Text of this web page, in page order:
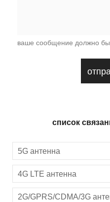
ваше сообщение должно
список
5G антенна
4G LTE антенна
2G/GPRS/CDMA/3G